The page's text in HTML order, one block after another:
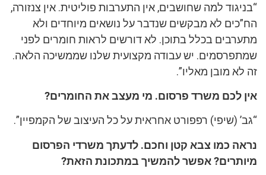
“בניגוד למה שחושבים, אין התערבות פוליטית. אין צנזורה,
הח”כים לא מבקשים שנדבר על נושאים מיוחדים ולא
מתערבים בכלל בתוכן. לא דורשים לראות חומרים לפני
שמתפרסמים. יש עבודה מקצועית שלנו שממשיכה הלאה.
זה לא מובן מאליו”.
אין לכם משרד פרסום. מי מעצב את החומרים?
“גב’ (שיפי) רפפורט אחראית על כל העיצוב של הקמפיין”.
נראה כמו צבא קטן וחכם. לדעתך משרדי הפרסום
מיותרים? אפשר להמשיך במתכונת הזאת?